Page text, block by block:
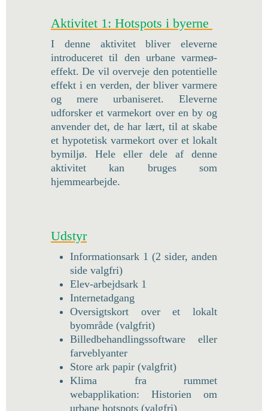
Aktivitet 1: Hotspots i byerne
I denne aktivitet bliver eleverne
introduceret til den urbane varmeø-
effekt. De vil overveje den potentielle
effekt i en verden, der bliver varmere
og mere urbaniseret. Eleverne
udforsker et varmekort over en by og
anvender det, de har lært, til at skabe
et hypotetisk varmekort over et lokalt
bymiljø. Hele eller dele af denne
aktivitet kan bruges som
hjemmearbejde.
Udstyr
Informationsark 1 (2 sider, anden
side valgfri)
Elev-arbejdsark 1
Internetadgang
Oversigtskort over et lokalt
byområde (valgfrit)
Billedbehandlingssoftware eller
farveblyanter
Store ark papir (valgfrit)
Klima fra rummet
webapplikation: Historien om
urbane hotspots (valgfri)